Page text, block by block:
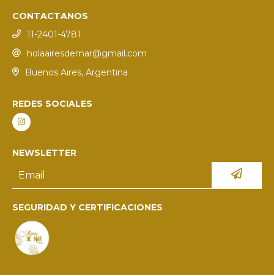
CONTACTANOS
11-2401-4781
holaairesdemar@gmail.com
Buenos Aires, Argentina
REDES SOCIALES
NEWSLETTER
SEGURIDAD Y CERTIFICACIONES